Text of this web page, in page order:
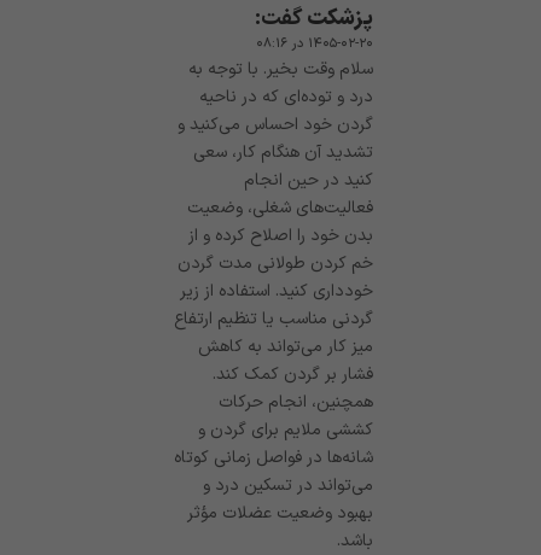
پزشکتگفت:
۱۴۰۵-۰۲-۲۰ در ۰۸:۱۶
سلام وقت بخیر. با توجه به
درد و توده‌ای که در ناحیه
گردن خود احساس می‌کنید و
تشدید آن هنگام کار، سعی
کنید در حین انجام
فعالیت‌های شغلی، وضعیت
بدن خود را اصلاح کرده و از
خم کردن طولانی مدت گردن
خودداری کنید. استفاده از زیر
گردنی مناسب یا تنظیم ارتفاع
میز کار می‌تواند به کاهش
فشار بر گردن کمک کند.
همچنین، انجام حرکات
کششی ملایم برای گردن و
شانه‌ها در فواصل زمانی کوتاه
می‌تواند در تسکین درد و
بهبود وضعیت عضلات مؤثر
باشد.